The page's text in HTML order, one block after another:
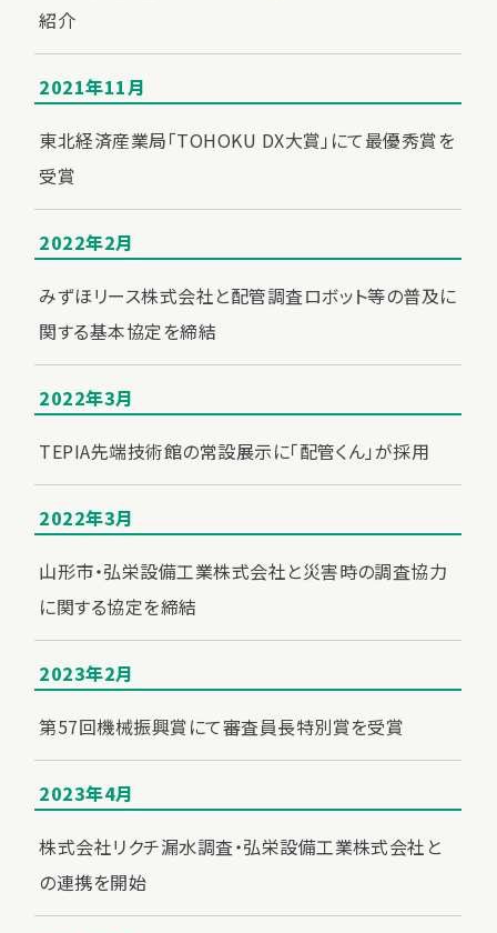
紹介
2021年11月
東北経済産業局「TOHOKU DX大賞」にて最優秀賞を
受賞
2022年2月
みずほリース株式会社と配管調査ロボット等の普及に
関する基本協定を締結
2022年3月
TEPIA先端技術館の常設展示に「配管くん」が採用
2022年3月
山形市・弘栄設備工業株式会社と災害時の調査協力
に関する協定を締結
2023年2月
第57回機械振興賞にて審査員長特別賞を受賞
2023年4月
株式会社リクチ漏水調査・弘栄設備工業株式会社と
の連携を開始